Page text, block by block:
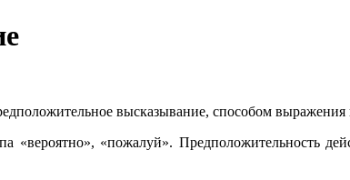
высказывание, способом
«вероятно», «пожалуй». Предположительность